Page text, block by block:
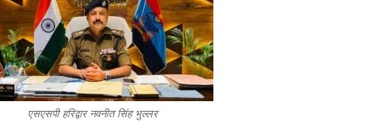
एसएसपी हरिद्वार नवनीत सिंह भुल्लर